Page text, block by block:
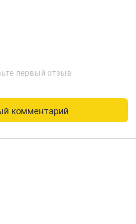
первый отзыв
комментарий